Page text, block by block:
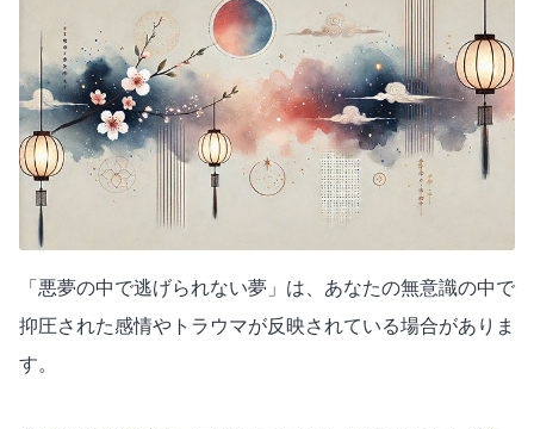
「悪夢の中で逃げられない夢」は、あなたの無意識の中で
抑圧された感情やトラウマが反映されている場合がありま
す。